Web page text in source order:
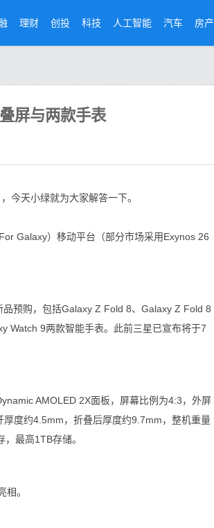
理财 创投 科技 人工智能 汽车 房产
屏与两款手表
今天小绿就为大家解答一下。
Galaxy）移动平台（部分市场采用Exynos 26
预购，包括Galaxy Z Fold 8、Galaxy Z Fold 8
Watch 9两款智能手表。此前三星已宣布将于7
AMOLED 2X面板，屏幕比例为4:3，外屏
度约4.5mm，折叠后厚度约9.7mm，整机重量
最高1TB存储。
。